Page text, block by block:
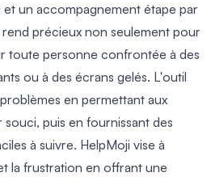
un accompagnement étape par
précieux non seulement pour
toute personne confrontée à des
ou à des écrans gelés. L'outil
en permettant aux
puis en fournissant des
à suivre. HelpMoji vise à
la frustration en offrant une